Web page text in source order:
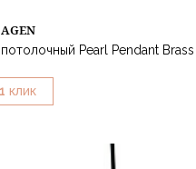
Pearl Pendant Brass
1 КЛИК